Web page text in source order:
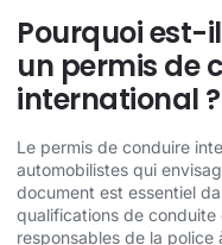
Pourquoi est-
un permis de
international ?
Le permis de conduire
automobilistes qui
document est essentiel
qualifications de conduite
responsables de la police